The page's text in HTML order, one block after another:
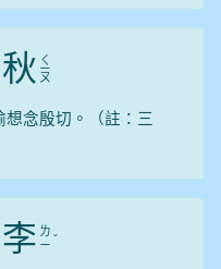
秋 ㄑ
ㄧ
ㄡ
念殷切。（註：三
李 ㄌ
ㄧ ˇ